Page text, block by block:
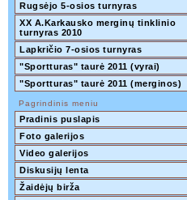
Rugsėjo 5-osios turnyras
XX A.Karkausko merginų tinklinio
turnyras 2010
Lapkričio 7-osios turnyras
"Sportturas" taurė 2011 (vyrai)
"Sportturas" taurė 2011 (merginos)
Pagrindinis meniu
Pradinis puslapis
Foto galerijos
Video galerijos
Diskusijų lenta
Žaidėjų birža